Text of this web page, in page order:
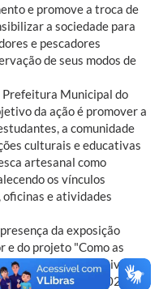
e promove a troca de
a sociedade para
e pescadores
de seus modos de
Prefeitura Municipal do
da ação é promover a
a comunidade
culturais e educativas
artesanal como
os vínculos
e atividades
da exposição
e do projeto "Como as
pela lei de incentivo à
Rio Grande, em 2024, a